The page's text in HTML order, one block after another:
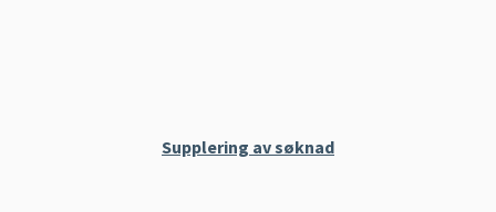
Supplering av søknad